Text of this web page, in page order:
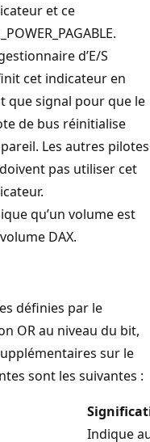
et ce
d’E/S
cet indicateur en
que signal pour que le
de bus réinitialise
Les autres pilotes
pas utiliser cet
qu’un volume est
DAX.
définies par le
OR au niveau du bit,
sur le
sont les suivantes :
Indique